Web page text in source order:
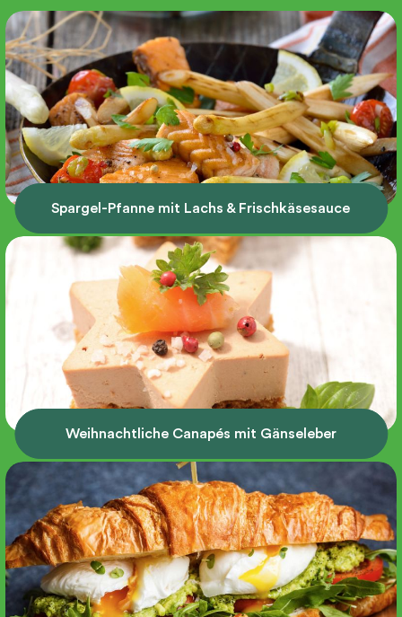
Spargel-Pfanne mit Lachs & Frischkäsesauce
Weihnachtliche Canapés mit Gänseleber